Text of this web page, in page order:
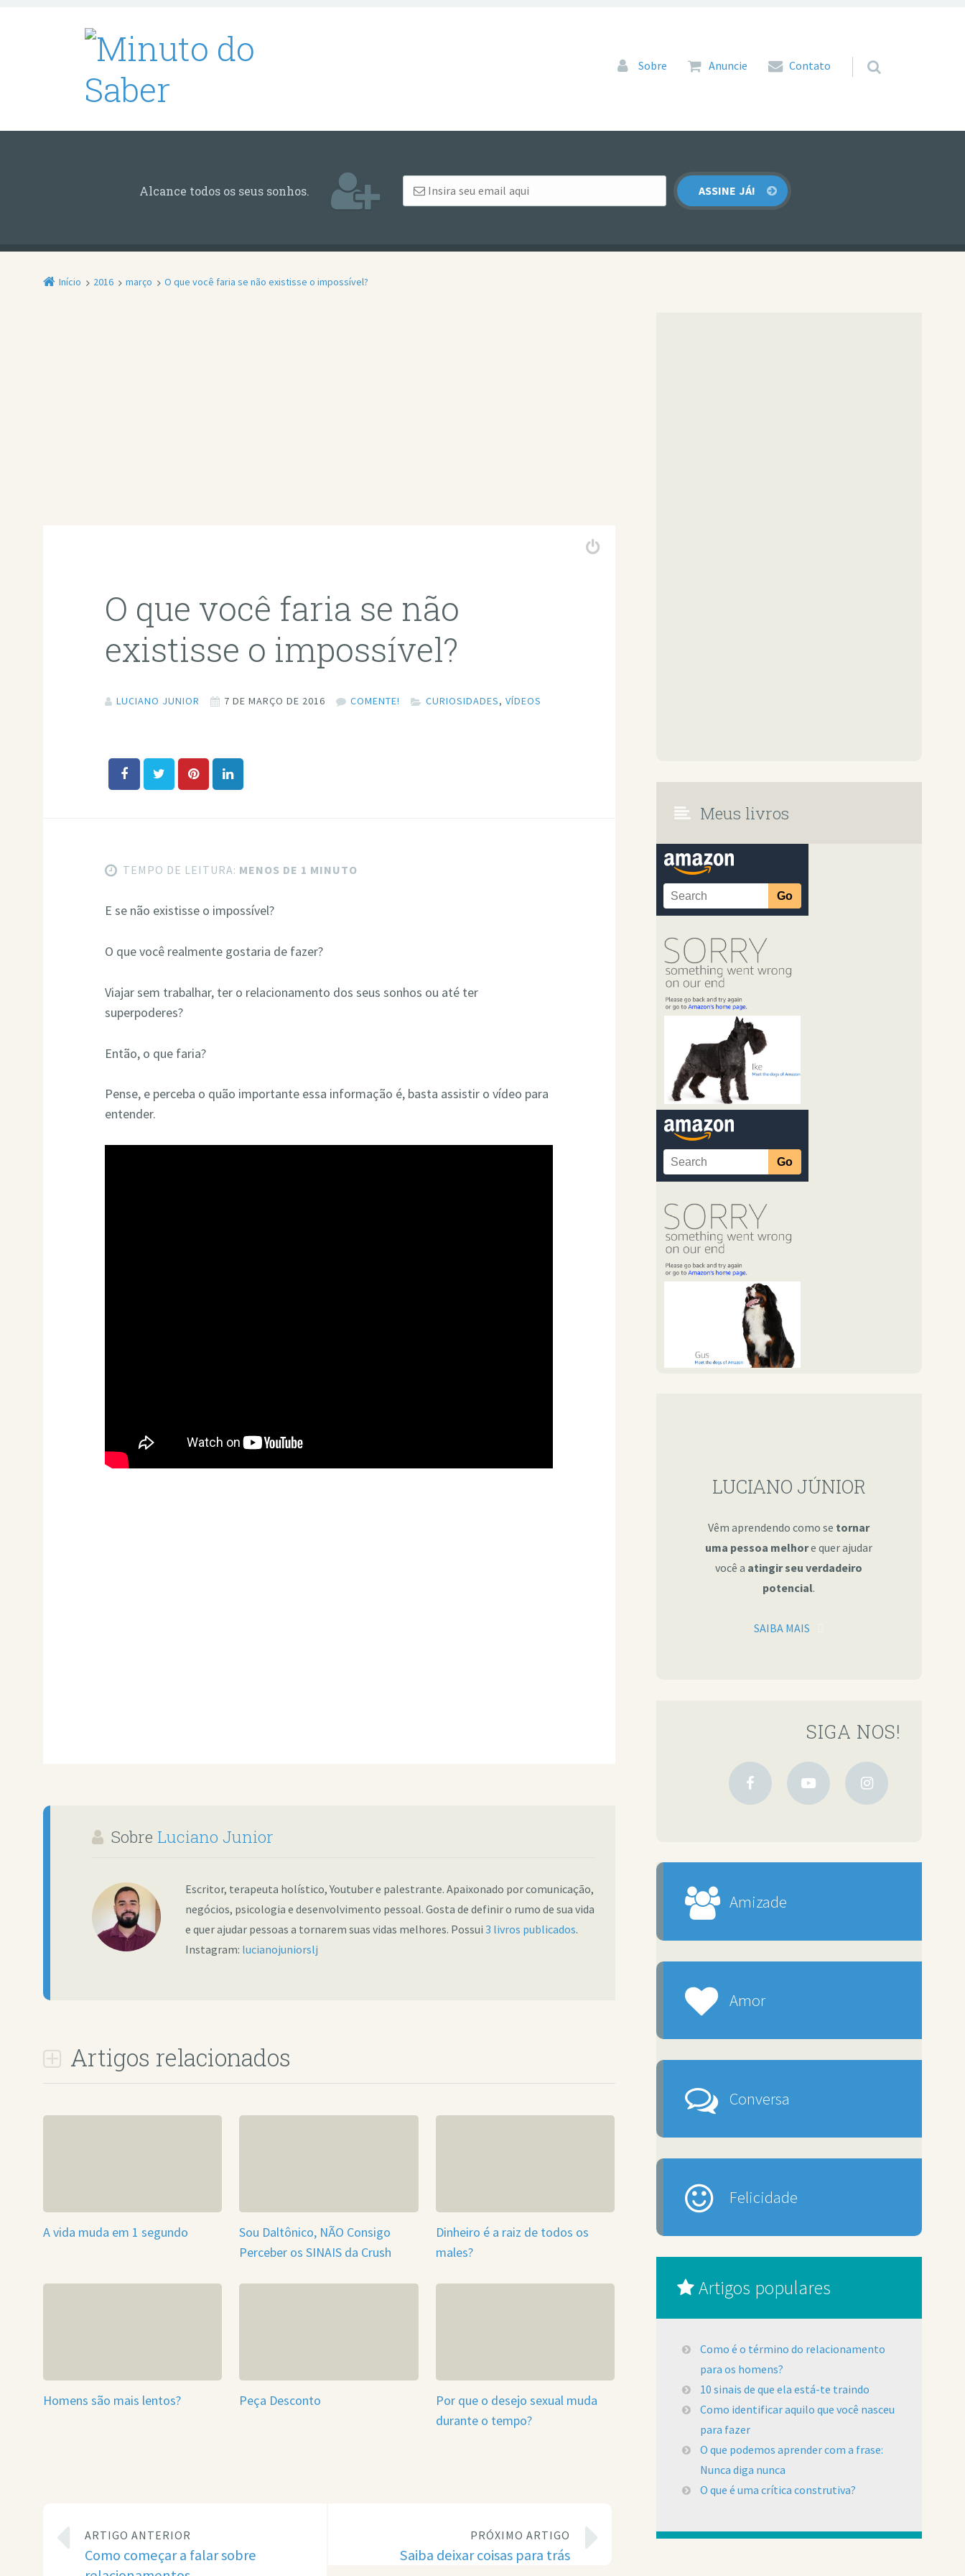
Pular para o conteúdo
Sobre Anuncie Contato
Alcance todos os seus sonhos.
Início 2016 março O que você faria se não existisse o impossível?
O que você faria se não
existisse o impossível?
LUCIANO JUNIOR 7 DE MARÇO DE 2016 COMENTE! CURIOSIDADES,VÍDEOS
TEMPO DE LEITURA: MENOS DE 1 MINUTO
E se não existisse o impossível?
O que você realmente gostaria de fazer?
Viajar sem trabalhar, ter o relacionamento dos seus sonhos ou até ter
superpoderes?
Então, o que faria?
Pense, e perceba o quão importante essa informação é, basta assistir o vídeo para
entender.
Sobre Luciano Junior
Escritor, terapeuta holístico, Youtuber e palestrante. Apaixonado por comunicação,
negócios, psicologia e desenvolvimento pessoal. Gosta de definir o rumo de sua vida
e quer ajudar pessoas a tornarem suas vidas melhores. Possui 3 livros publicados.
Instagram: lucianojuniorslj
Artigos relacionados
A vida muda em 1 segundo
Sou Daltônico, NÃO Consigo
Perceber os SINAIS da Crush
Dinheiro é a raiz de todos os
males?
Homens são mais lentos? Peça Desconto
Por que o desejo sexual muda
durante o tempo?
ARTIGO ANTERIOR
Como começar a falar sobre
PRÓXIMO ARTIGO
Saiba deixar coisas para trás
Meus livros
LUCIANO JÚNIOR
Vêm aprendendo como se tornar
uma pessoa melhore quer ajudar
você a atingir seu verdadeiro
potencial.
SAIBA MAIS
SIGA NOS!
Amizade
Amor
Conversa
Felicidade
Artigos populares
Como é o término do relacionamento
para os homens?
10 sinais de que ela está-te traindo
Como identificar aquilo que você nasceu
para fazer
O que podemos aprender com a frase:
Nunca diga nunca
O que é uma crítica construtiva?